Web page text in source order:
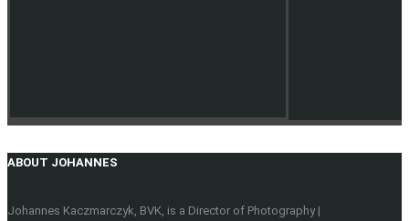
ABOUT JOHANNES
Johannes Kaczmarczyk, BVK, is a Director of Photography |